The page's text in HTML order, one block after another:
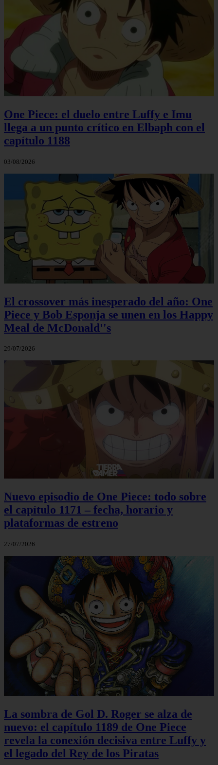
One Piece: el duelo entre Luffy e Imu
llega a un punto crítico en Elbaph con el
capítulo 1188
03/08/2026
El crossover más inesperado del año: One
Piece y Bob Esponja se unen en los Happy
Meal de McDonald''s
29/07/2026
Nuevo episodio de One Piece: todo sobre
el capítulo 1171 – fecha, horario y
plataformas de estreno
27/07/2026
La sombra de Gol D. Roger se alza de
nuevo: el capítulo 1189 de One Piece
revela la conexión decisiva entre Luffy y
el legado del Rey de los Piratas